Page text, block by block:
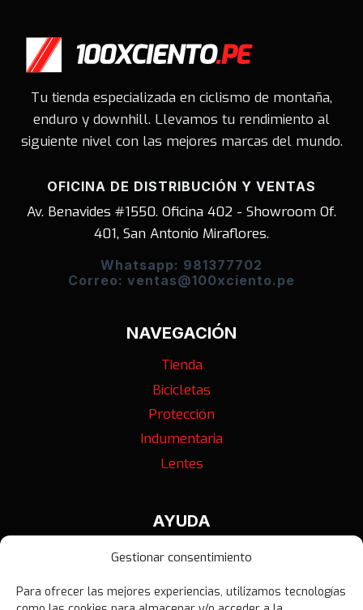
Gestionar consentimiento
Para ofrecer las mejores experiencias, utilizamos tecnologías
Tu tienda especializada en ciclismo de montaña,
enduro y downhill. Llevamos tu rendimiento al
siguiente nivel con las mejores marcas del mundo.
OFICINA DE DISTRIBUCIÓN Y VENTAS
Av. Benavides #1550. Oficina 402 - Showroom Of.
401, San Antonio Miraflores.
Whatsapp: 981377702
Correo: ventas@100xciento.pe
NAVEGACIÓN
Tienda
Bicicletas
Protección
Indumentaria
Lentes
AYUDA
Contáctanos
Política de Privacidad